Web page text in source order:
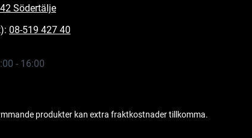
Södertälje
08-519 427 40
- 16:00
produkter kan extra fraktkostnader tillkomma.